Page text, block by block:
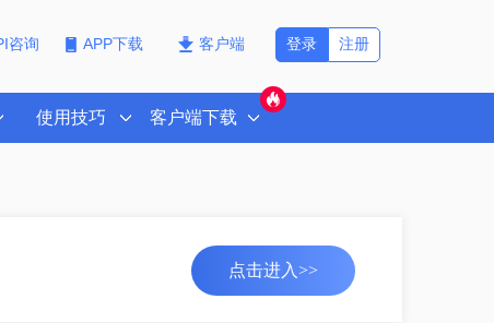
咨询 APP下载 客户端 注册
登录
使用技巧 客户端下载
点击进入>>